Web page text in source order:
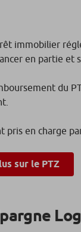
immobilier
en partie et
du
pris en charge par
sur le PTZ